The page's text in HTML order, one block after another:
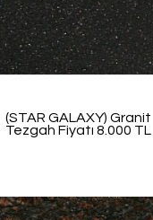
(STAR GALAXY) Granit
Tezgah Fiyatı 8.000 TL